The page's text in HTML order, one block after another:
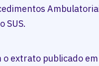
SUS.
o extrato publicado